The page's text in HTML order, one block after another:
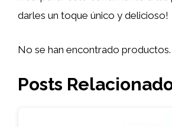
darles un toque único y delicioso!
No se han encontrado productos.
Posts